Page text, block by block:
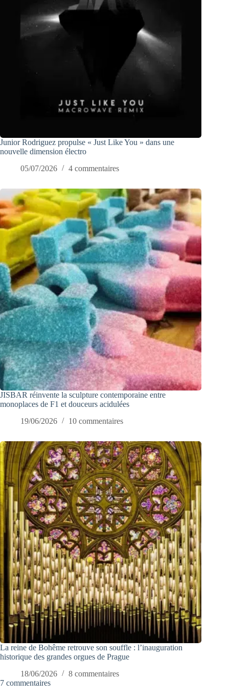
Junior Rodriguez propulse « Just Like You » dans une
nouvelle dimension électro
05/07/2026
4 commentaires
JISBAR réinvente la sculpture contemporaine entre
monoplaces de F1 et douceurs acidulées
19/06/2026
10 commentaires
La reine de Bohême retrouve son souffle : l’inauguration
historique des grandes orgues de Prague
18/06/2026
8 commentaires
7 commentaires